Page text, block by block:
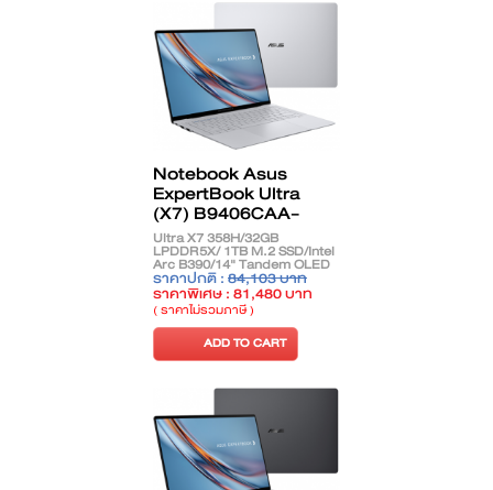
Notebook Asus
ExpertBook Ultra
(X7) B9406CAA-
TH1003WS
Ultra X7 358H/32GB
LPDDR5X/ 1TB M.2 SSD/Intel
Arc B390/14" Tandem OLED
Touch/Windows 11 Home +
Office Home 2024/Morn Grey
ราคาปกติ : 84,103 บาท
ราคาพิเศษ : 81,480 บาท
( ราคาไม่รวมภาษี )
ADD TO CART